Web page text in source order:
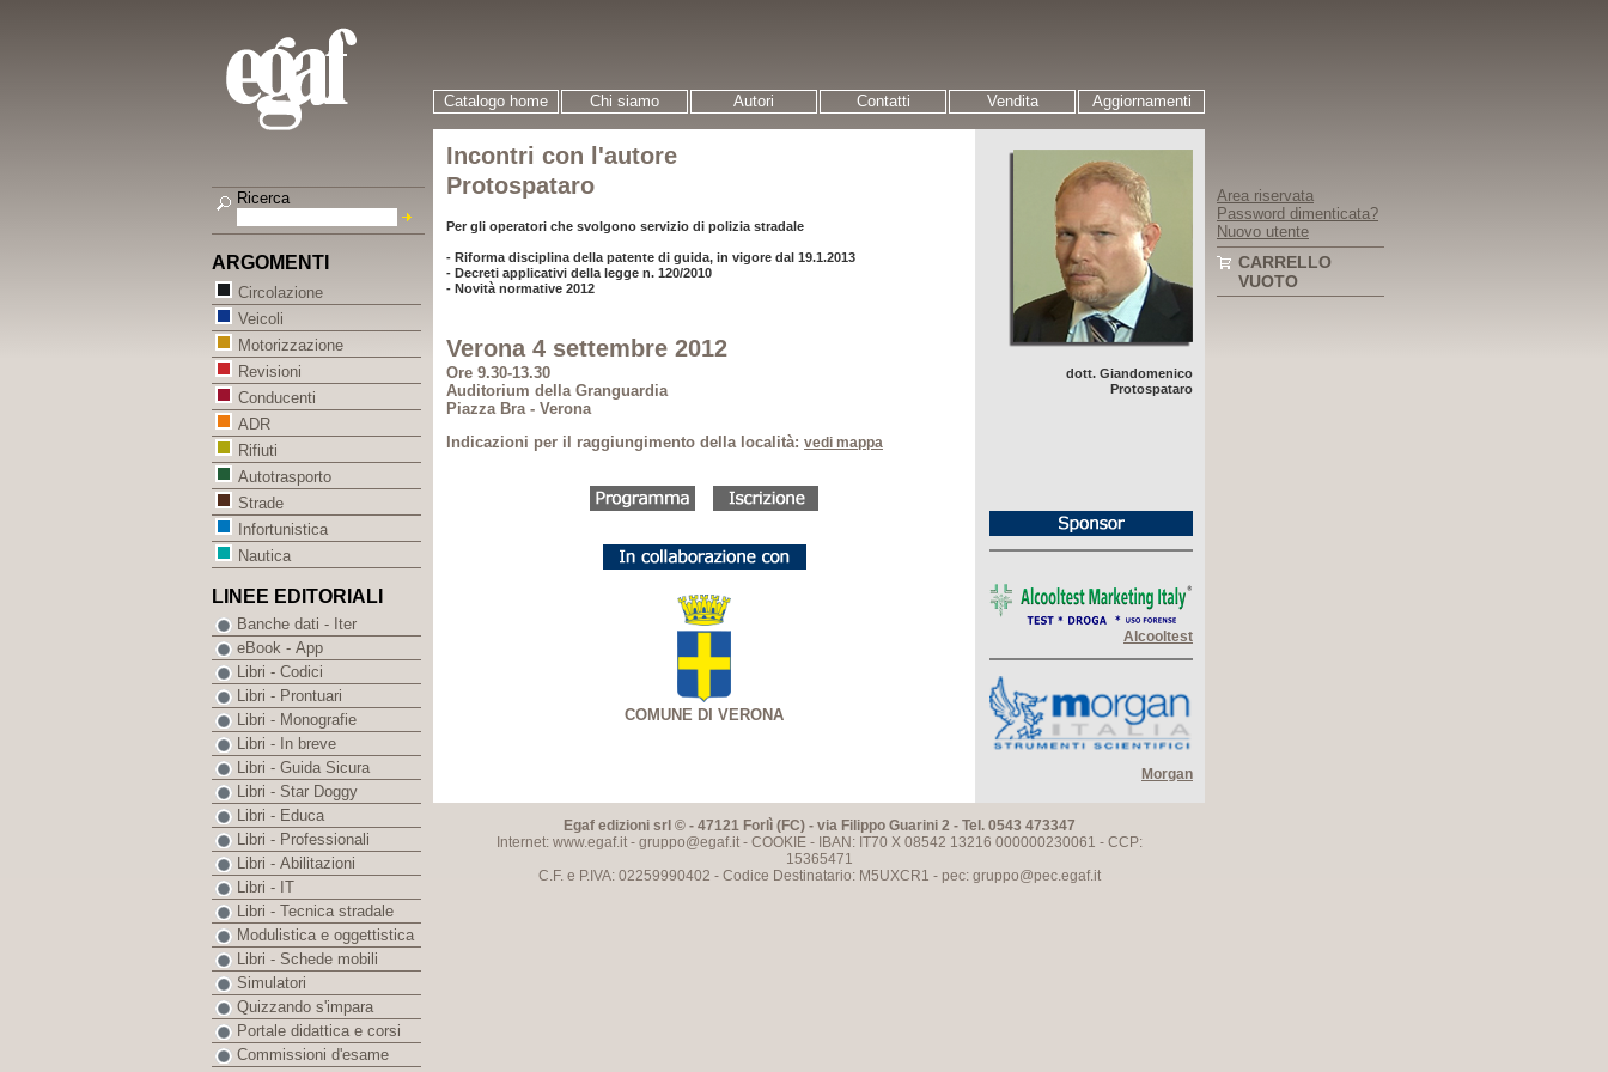
Catalogo home Chi siamo Autori Contatti Vendita Aggiornamenti
Incontri con l'autore
Protospataro
Per gli operatori che svolgono servizio di polizia stradale
- Riforma disciplina della patente di guida, in vigore dal 19.1.2013
- Decreti applicativi della legge n. 120/2010
- Novità normative 2012
Verona 4 settembre 2012
Ore 9.30-13.30
Auditorium della Granguardia
Piazza Bra - Verona
Indicazioni per il raggiungimento della località: vedi mappa
COMUNE DI VERONA
dott. Giandomenico
Protospataro
Alcooltest
Morgan
Egaf edizioni srl © - 47121 Forlì (FC) - via Filippo Guarini 2 - Tel. 0543 473347
Internet: www.egaf.it - gruppo@egaf.it- COOKIE- IBAN: IT70 X 08542 13216 000000230061 - CCP:
15365471
C.F. e P.IVA: 02259990402 - Codice Destinatario: M5UXCR1 - pec: gruppo@pec.egaf.it
Ricerca
ARGOMENTI
Circolazione
Veicoli
Motorizzazione
Revisioni
Conducenti
ADR
Rifiuti
Autotrasporto
Strade
Infortunistica
Nautica
LINEE EDITORIALI
Banche dati - Iter
eBook - App
Libri - Codici
Libri - Prontuari
Libri - Monografie
Libri - In breve
Libri - Guida Sicura
Libri - Star Doggy
Libri - Educa
Libri - Professionali
Libri - Abilitazioni
Libri - IT
Libri - Tecnica stradale
Modulistica e oggettistica
Libri - Schede mobili
Simulatori
Quizzando s'impara
Portale didattica e corsi
Commissioni d'esame
Area riservata
Password dimenticata?
Nuovo utente
CARRELLO
VUOTO